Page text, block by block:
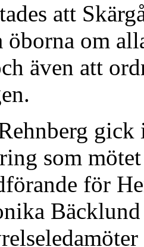
att
öborna om
även att
som
för
Bäcklund